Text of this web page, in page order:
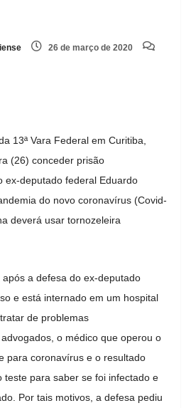
26 de março de 2020
13ª Vara Federal em Curitiba,
(26) conceder prisão
ex-deputado federal Eduardo
do novo coronavírus (Covid-
deverá usar tornozeleira
a defesa do ex-deputado
e está internado em um hospital
de problemas
o médico que operou o
para coronavírus e o resultado
teste para saber se foi infectado e
Por tais motivos, a defesa pediu